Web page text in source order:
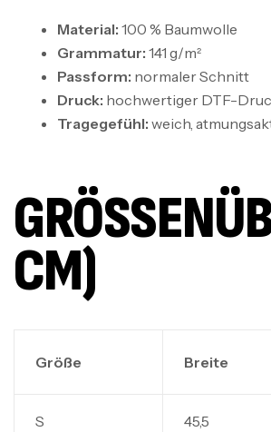
Material: 100 % Baumwolle
Grammatur: 141 g/m²
Passform: normaler Schnitt
Druck: hochwertiger DTF-
Tragegefühl: weich,
M)
Größe Breite
S 45,5